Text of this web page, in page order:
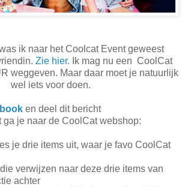
ik naar het Coolcat Event geweest
Zie hier. Ik mag nu een CoolCat
weggeven. Maar daar moet je natuurlijk
wel iets voor doen.
en deel dit bericht
ga je naar de CoolCat webshop:
je drie items uit, waar je favo CoolCat
verwijzen naar deze drie items van
achter